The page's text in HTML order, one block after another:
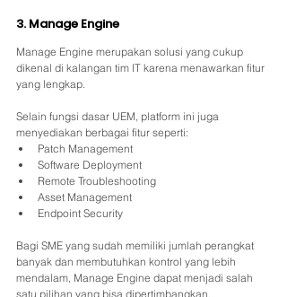
3. Manage Engine
Manage Engine merupakan solusi yang cukup
dikenal di kalangan tim IT karena menawarkan fitur
yang lengkap.
Selain fungsi dasar UEM, platform ini juga
menyediakan berbagai fitur seperti:
Patch Management
Software Deployment
Remote Troubleshooting
Asset Management
Endpoint Security
Bagi SME yang sudah memiliki jumlah perangkat
banyak dan membutuhkan kontrol yang lebih
mendalam, Manage Engine dapat menjadi salah
satu pilihan yang bisa dipertimbangkan.